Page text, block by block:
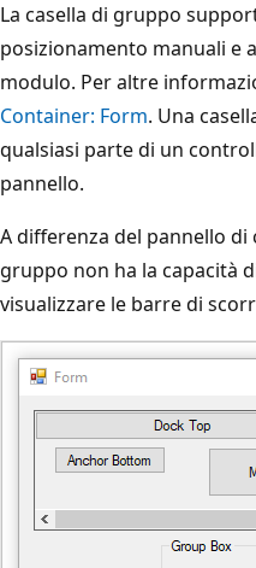
La casella di gruppo
posizionamento manuali e
modulo. Per altre
Container: Form. Una
qualsiasi parte di un
pannello.
A differenza del pannello
gruppo non ha la capacità
visualizzare le barre di